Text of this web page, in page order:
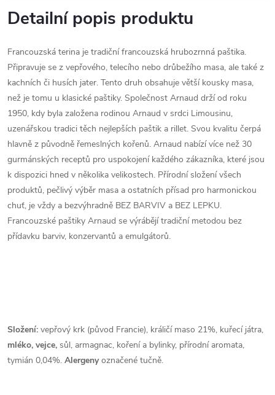
Detailní popis produktu
Francouzská terina je tradiční francouzská hrubozrnná paštika.
Připravuje se z vepřového, telecího nebo drůbežího masa, ale také z
kachních či husích jater. Tento druh obsahuje větší kousky masa,
než je tomu u klasické paštiky. Společnost Arnaud drží od roku
1950, kdy byla založena rodinou Arnaud v srdci Limousinu,
uzenářskou tradici těch nejlepších paštik a rillet. Svou kvalitu čerpá
hlavně z původně řemeslných kořenů. Arnaud nabízí více než 30
gurmánských receptů pro uspokojení každého zákazníka, které jsou
k dispozici hned v několika velikostech. Přírodní složení všech
produktů, pečlivý výběr masa a ostatních přísad pro harmonickou
chuť, je vždy a bezvýhradně BEZ BARVIV a BEZ LEPKU.
Francouzské paštiky Arnaud se výrábějí tradiční metodou bez
přídavku barviv, konzervantů a emulgátorů.
Složení: vepřový krk (původ Francie), králičí maso 21%, kuřecí játra,
mléko, vejce, sůl, armagnac, koření a bylinky, přírodní aromata,
tymián 0,04%. Alergenyoznačené tučně.